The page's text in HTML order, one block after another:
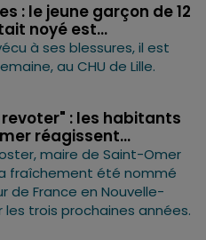
: le jeune garçon de 12
noyé est...
à ses blessures, il est
au CHU de Lille.
: les habitants
réagissent...
maire de Saint-Omer
a fraîchement été nommé
de France en Nouvelle-
les trois prochaines années.